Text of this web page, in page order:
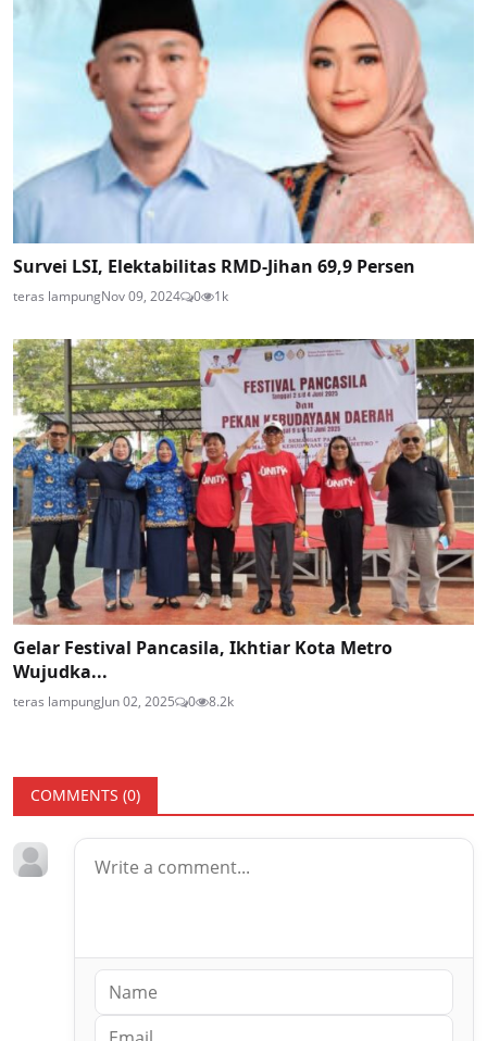
Survei LSI, Elektabilitas RMD-Jihan 69,9 Persen
teras lampungNov 09, 2024 0 1k
Gelar Festival Pancasila, Ikhtiar Kota Metro
Wujudka...
teras lampungJun 02, 2025 0 8.2k
COMMENTS (0)